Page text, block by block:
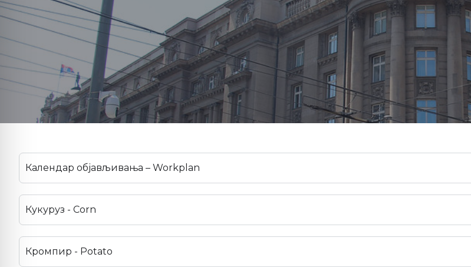
Календар објављивања – Workplan
Кукуруз - Corn
Кромпир - Potato